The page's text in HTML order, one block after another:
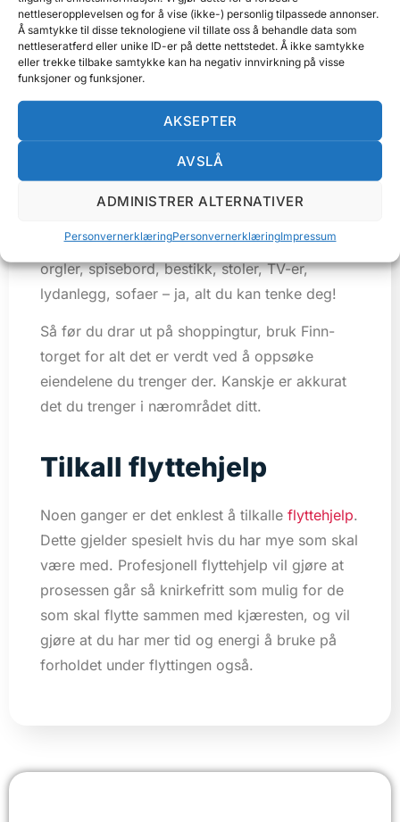
nettleseropplevelsen og for å vise (ikke-) personlig tilpassede annonser.
Å samtykke til disse teknologiene vil tillate oss å behandle data som
nettleseratferd eller unike ID-er på dette nettstedet. Å ikke samtykke
eller trekke tilbake samtykke kan ha negativ innvirkning på visse
funksjoner og funksjoner.
AKSEPTER
AVSLÅ
ADMINISTRER ALTERNATIVER
PersonvernerklæringPersonvernerklæringImpressum
pengebruk, og det sparer miljøet for
unødvendig utslipp.
Bruk Finn-torget for alt
det er verdt
Du vil bli overrasket over hvor mange flotte
torgetpå Finn.no. Der finner du senger, piano-
orgler, spisebord, bestikk, stoler, TV-er,
lydanlegg, sofaer – ja, alt du kan tenke deg!
Så før du drar ut på shoppingtur, bruk Finn-
torget for alt det er verdt ved å oppsøke
eiendelene du trenger der. Kanskje er akkurat
det du trenger i nærområdet ditt.
Tilkall flyttehjelp
Noen ganger er det enklest å tilkalle flyttehjelp.
Dette gjelder spesielt hvis du har mye som skal
være med. Profesjonell flyttehjelp vil gjøre at
prosessen går så knirkefritt som mulig for de
som skal flytte sammen med kjæresten, og vil
gjøre at du har mer tid og energi å bruke på
forholdet under flyttingen også.